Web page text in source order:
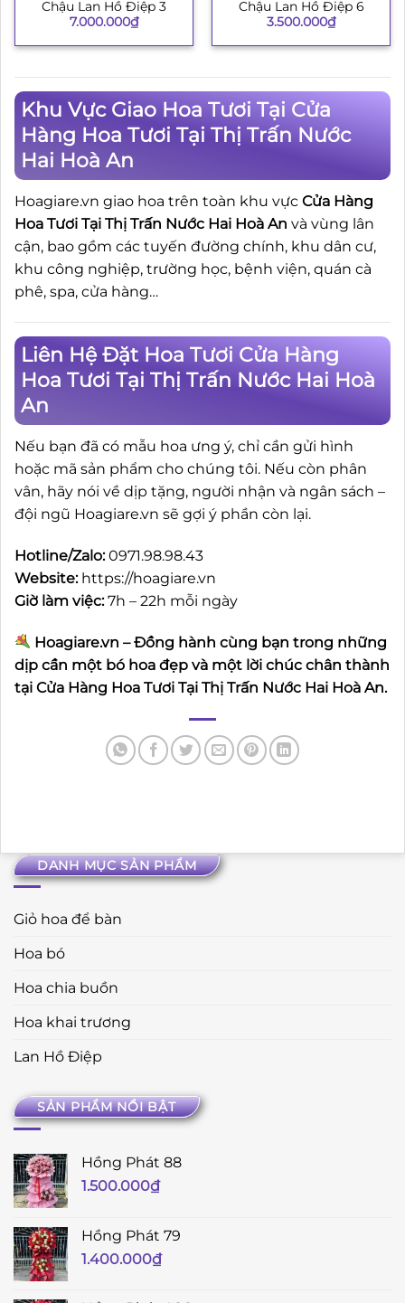
DANH MỤC SẢN PHẨM
Giỏ hoa để bàn
Hoa bó
Hoa chia buồn
Hoa khai trương
Lan Hồ Điệp
SẢN PHẨM NỔI BẬT
Hồng Phát 88
1.500.000₫
Hồng Phát 79
1.400.000₫
Chậu Lan Hồ Điệp 3
7.000.000₫
Chậu Lan Hồ Điệp 6
3.500.000₫
Khu Vực Giao Hoa Tươi Tại Cửa
Hàng Hoa Tươi Tại Thị Trấn Nước
Hai Hoà An
Hoagiare.vn giao hoa trên toàn khu vực Cửa Hàng
Hoa Tươi Tại Thị Trấn Nước Hai Hoà An và vùng lân
cận, bao gồm các tuyến đường chính, khu dân cư,
khu công nghiệp, trường học, bệnh viện, quán cà
phê, spa, cửa hàng…
Liên Hệ Đặt Hoa Tươi Cửa Hàng
Hoa Tươi Tại Thị Trấn Nước Hai Hoà
An
Nếu bạn đã có mẫu hoa ưng ý, chỉ cần gửi hình
hoặc mã sản phẩm cho chúng tôi. Nếu còn phân
vân, hãy nói về dịp tặng, người nhận và ngân sách –
đội ngũ Hoagiare.vn sẽ gợi ý phần còn lại.
Hotline/Zalo:0971.98.98.43
Website: https://hoagiare.vn
Giờ làm việc:7h – 22h mỗi ngày
Hoagiare.vn – Đồng hành cùng bạn trong những
dịp cần một bó hoa đẹp và một lời chúc chân thành
tại Cửa Hàng Hoa Tươi Tại Thị Trấn Nước Hai Hoà An.